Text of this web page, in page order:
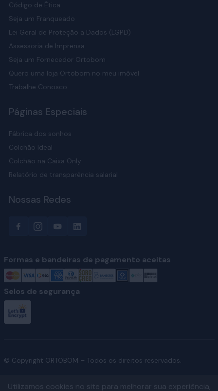
Código de Ética
Seja um Franqueado
Lei Geral de Proteção a Dados (LGPD)
Assessoria de Imprensa
Seja um Fornecedor Ortobom
Quero uma loja Ortobom no meu imóvel
Trabalhe Conosco
Páginas Especiais
Fábrica dos sonhos
Colchão Ideal
Colchão na Caixa Only
Relatório de transparência salarial
Nossas Redes
Formas e bandeiras de pagamento aceitas
Selos de segurança
© Copyright ORTOBOM – Todos os direitos reservados.
Utilizamos cookies no site para melhorar sua experiência,